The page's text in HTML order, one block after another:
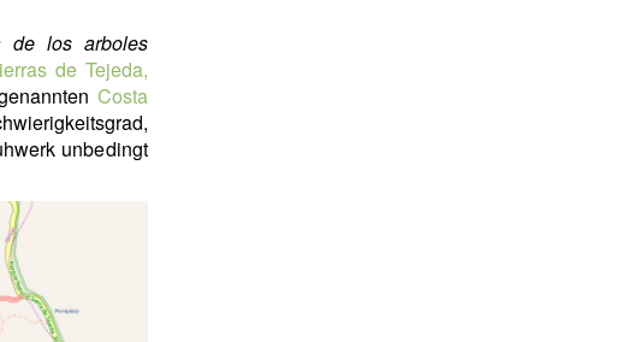
de los arboles
de Tejeda,
Costa
unbedingt